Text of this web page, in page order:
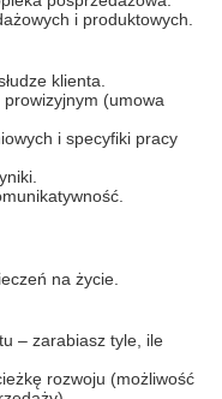
i produktowych.
klienta.
(umowa
i specyfiki pracy
na życie.
– zarabiasz tyle, ile
rozwoju (możliwość